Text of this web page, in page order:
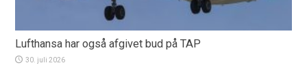
Lufthansa har også afgivet bud på TAP
30. juli 2026